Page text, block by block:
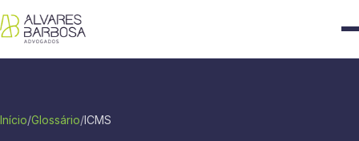
Início/Glossário/ICMS